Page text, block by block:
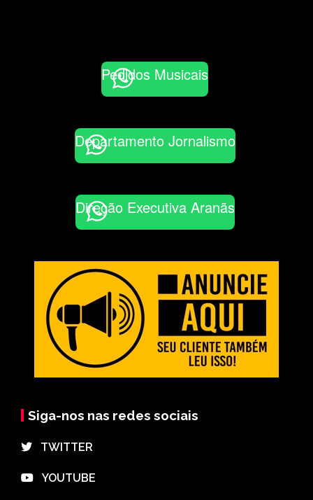
Pedidos Musicais
Departamento Jornalismo
Direção Executiva Aranãs
Siga-nos nas redes sociais
⠀TWITTER
⠀YOUTUBE